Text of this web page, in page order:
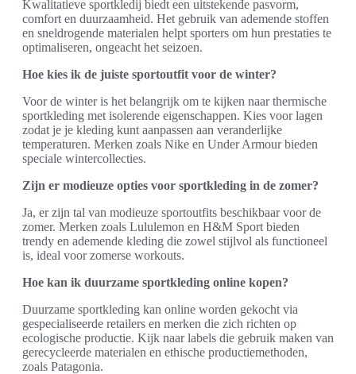
Kwalitatieve sportkledij biedt een uitstekende pasvorm,
comfort en duurzaamheid. Het gebruik van ademende stoffen
en sneldrogende materialen helpt sporters om hun prestaties te
optimaliseren, ongeacht het seizoen.
Hoe kies ik de juiste sportoutfit voor de winter?
Voor de winter is het belangrijk om te kijken naar thermische
sportkleding met isolerende eigenschappen. Kies voor lagen
zodat je je kleding kunt aanpassen aan veranderlijke
temperaturen. Merken zoals Nike en Under Armour bieden
speciale wintercollecties.
Zijn er modieuze opties voor sportkleding in de zomer?
Ja, er zijn tal van modieuze sportoutfits beschikbaar voor de
zomer. Merken zoals Lululemon en H&M Sport bieden
trendy en ademende kleding die zowel stijlvol als functioneel
is, ideal voor zomerse workouts.
Hoe kan ik duurzame sportkleding online kopen?
Duurzame sportkleding kan online worden gekocht via
gespecialiseerde retailers en merken die zich richten op
ecologische productie. Kijk naar labels die gebruik maken van
gerecycleerde materialen en ethische productiemethoden,
zoals Patagonia.